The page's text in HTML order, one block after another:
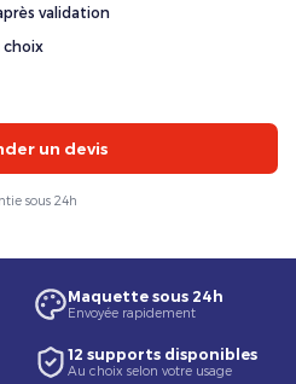
validation
choix
un devis
sous 24h
Maquette sous 24h
Envoyée rapidement
12 supports disponibles
Au choix selon votre usage